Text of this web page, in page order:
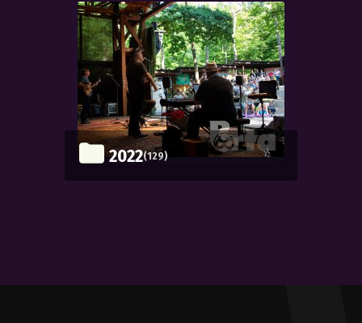
2022(129)